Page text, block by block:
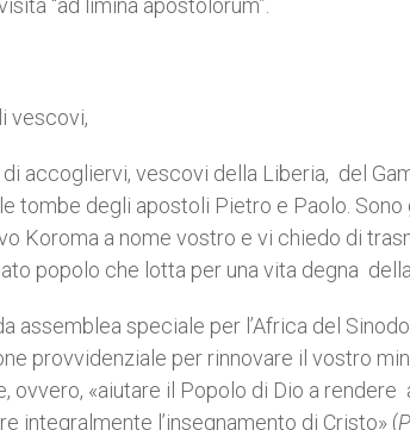
“ad limina apostolorum”.
vescovi,
accogliervi, vescovi della Liberia, del
tombe degli apostoli Pietro e Paolo.
Koroma a nome vostro e vi chiedo di
popolo che lotta per una vita degna
assemblea speciale per l’Africa del
provvidenziale per rinnovare il vostro
ovvero, «aiutare il Popolo di Dio a
integralmente l’insegnamento di Cristo» (